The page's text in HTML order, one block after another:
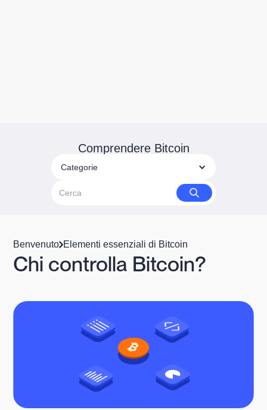
Comprendere Bitcoin
Categorie
Benvenuto Elementi essenziali di Bitcoin
Chi controlla Bitcoin?